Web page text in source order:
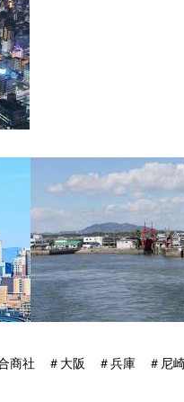
合商社 ＃大阪 ＃兵庫